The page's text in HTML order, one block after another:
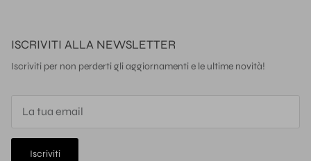
ISCRIVITI ALLA NEWSLETTER
Iscriviti per non perderti gli aggiornamenti e le ultime novità!
Iscriviti